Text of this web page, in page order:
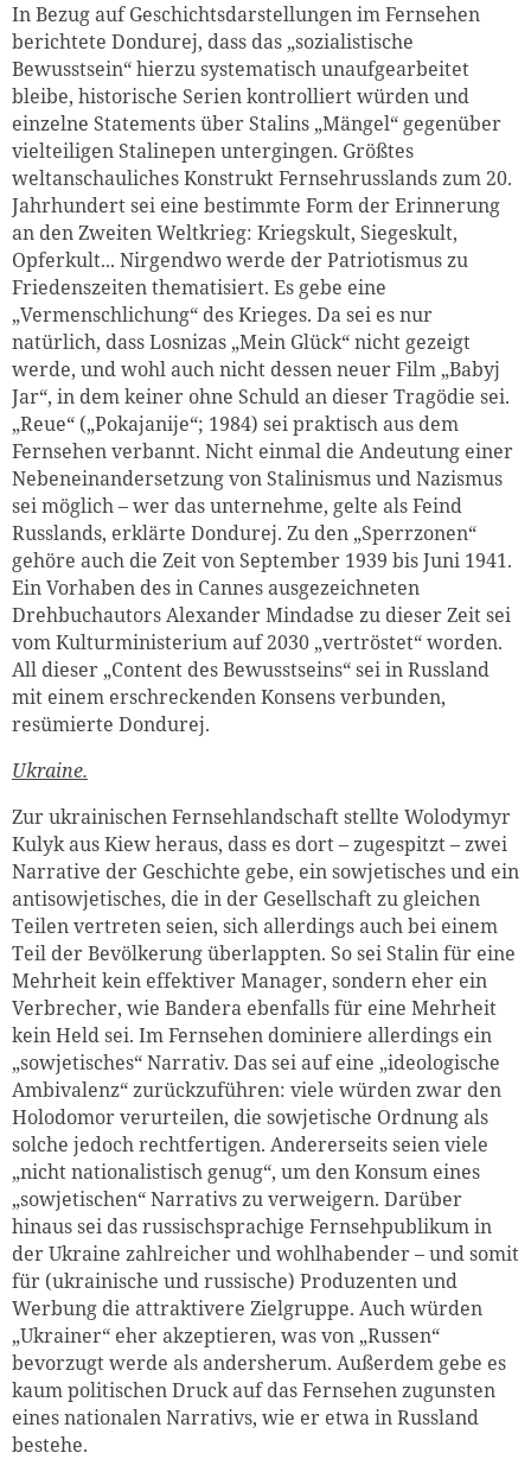
In Bezug auf Geschichtsdarstellungen im Fernsehen
berichtete Dondurej, dass das „sozialistische
Bewusstsein“ hierzu systematisch unaufgearbeitet
bleibe, historische Serien kontrolliert würden und
einzelne Statements über Stalins „Mängel“ gegenüber
vielteiligen Stalinepen untergingen. Größtes
weltanschauliches Konstrukt Fernsehrusslands zum 20.
Jahrhundert sei eine bestimmte Form der Erinnerung
an den Zweiten Weltkrieg: Kriegskult, Siegeskult,
Opferkult... Nirgendwo werde der Patriotismus zu
Friedenszeiten thematisiert. Es gebe eine
„Vermenschlichung“ des Krieges. Da sei es nur
natürlich, dass Losnizas „Mein Glück“ nicht gezeigt
werde, und wohl auch nicht dessen neuer Film „Babyj
Jar“, in dem keiner ohne Schuld an dieser Tragödie sei.
„Reue“ („Pokajanije“; 1984) sei praktisch aus dem
Fernsehen verbannt. Nicht einmal die Andeutung einer
Nebeneinandersetzung von Stalinismus und Nazismus
sei möglich – wer das unternehme, gelte als Feind
Russlands, erklärte Dondurej. Zu den „Sperrzonen“
gehöre auch die Zeit von September 1939 bis Juni 1941.
Ein Vorhaben des in Cannes ausgezeichneten
Drehbuchautors Alexander Mindadse zu dieser Zeit sei
vom Kulturministerium auf 2030 „vertröstet“ worden.
All dieser „Content des Bewusstseins“ sei in Russland
mit einem erschreckenden Konsens verbunden,
resümierte Dondurej.
Ukraine.
Zur ukrainischen Fernsehlandschaft stellte Wolodymyr
Kulyk aus Kiew heraus, dass es dort – zugespitzt – zwei
Narrative der Geschichte gebe, ein sowjetisches und ein
antisowjetisches, die in der Gesellschaft zu gleichen
Teilen vertreten seien, sich allerdings auch bei einem
Teil der Bevölkerung überlappten. So sei Stalin für eine
Mehrheit kein effektiver Manager, sondern eher ein
Verbrecher, wie Bandera ebenfalls für eine Mehrheit
kein Held sei. Im Fernsehen dominiere allerdings ein
„sowjetisches“ Narrativ. Das sei auf eine „ideologische
Ambivalenz“ zurückzuführen: viele würden zwar den
Holodomor verurteilen, die sowjetische Ordnung als
solche jedoch rechtfertigen. Andererseits seien viele
„nicht nationalistisch genug“, um den Konsum eines
„sowjetischen“ Narrativs zu verweigern. Darüber
hinaus sei das russischsprachige Fernsehpublikum in
der Ukraine zahlreicher und wohlhabender – und somit
für (ukrainische und russische) Produzenten und
Werbung die attraktivere Zielgruppe. Auch würden
„Ukrainer“ eher akzeptieren, was von „Russen“
bevorzugt werde als andersherum. Außerdem gebe es
kaum politischen Druck auf das Fernsehen zugunsten
eines nationalen Narrativs, wie er etwa in Russland
bestehe.